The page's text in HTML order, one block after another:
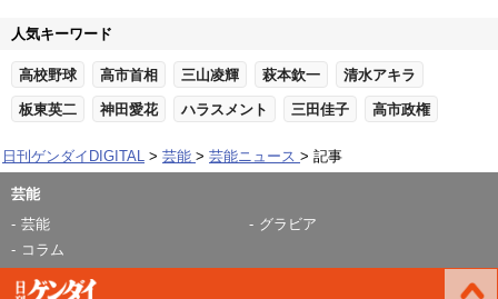
人気キーワード
高校野球 高市首相 三山凌輝 萩本欽一 清水アキラ
板東英二 神田愛花 ハラスメント 三田佳子 高市政権
日刊ゲンダイDIGITAL 芸能 芸能ニュース 記事
芸能
芸能
グラビア
コラム